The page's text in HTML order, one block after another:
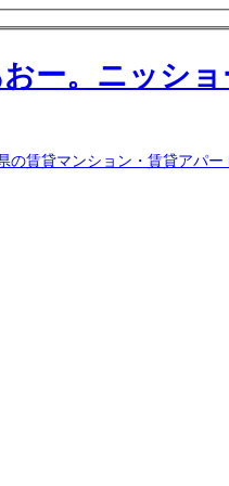
の賃貸マンション・賃貸アパー